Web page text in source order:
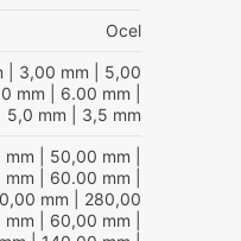
Ocel
| 3,00 mm | 5,00
mm | 6.00 mm
| 5,0 mm | 3,5 mm
mm | 50,00 mm
mm | 60.00 mm
mm | 280,00
mm | 60,00 mm